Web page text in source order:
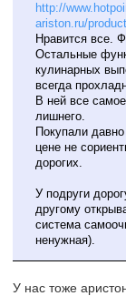
http://
ariston.ru/
Нравится все.
Остальные
кулинарных
всегда
В ней все
лишнего.
Покупали
цене не
дорогих.
У подруги
другому
система
ненужная).
У нас тоже